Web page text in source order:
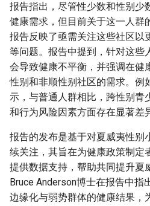
报告指出，尽管性少数和性别少
健康需求，但目前关于这一人群
报告反映了亟需关注这些社区以
等问题。报告中提到，针对这些
会导致健康不平衡，并强调在健
性别和非顺性别社区的需求。例
示，与普通人群相比，跨性别青
和行为风险因素方面存在显著差
报告的发布是基于对夏威夷性别
续关注，其旨在为健康政策制定
提供数据支持，帮助共同提升夏
Bruce Anderson博士在报告中指
边缘化与弱势群体的健康结果，